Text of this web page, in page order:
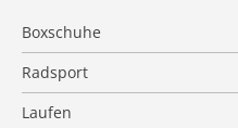
Boxschuhe
Radsport
Laufen